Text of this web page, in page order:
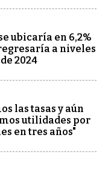
ubicaría en 6,2%
a niveles
2024
las tasas y aún
utilidades por
en tres años"